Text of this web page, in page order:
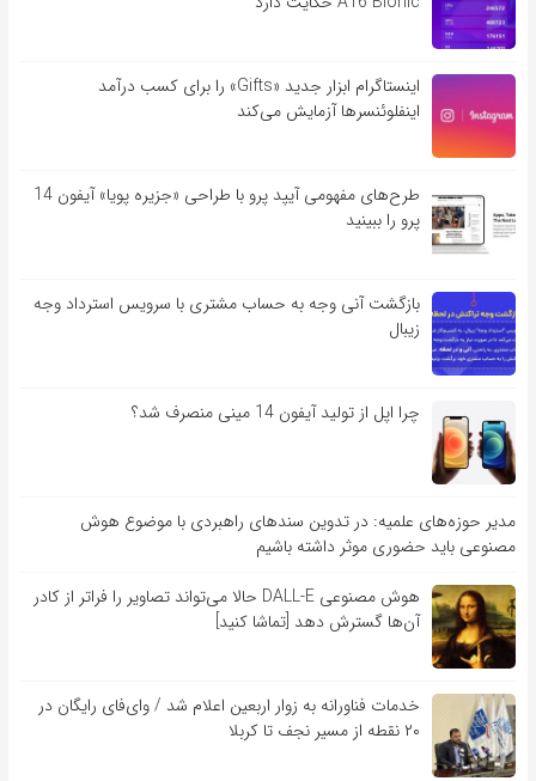
اینستاگرام ابزار جدید «Gifts» را برای کسب درآمد
اینفلوئنسرها آزمایش می‌کند
طرح‌های مفهومی آیپد پرو با طراحی «جزیره پویا» آیفون 14
پرو را ببینید
بازگشت آنی وجه به حساب مشتری با سرویس استرداد وجه
زیبال
چرا اپل از تولید آیفون 14 مینی منصرف شد؟
مدیر حوزه‌های علمیه: در تدوین سندهای راهبردی با موضوع هوش
مصنوعی باید حضوری موثر داشته باشیم
هوش مصنوعی DALL-E حالا می‌تواند تصاویر را فراتر از کادر
آن‌ها گسترش دهد [تماشا کنید]
خدمات فناورانه به زوار اربعین اعلام شد / وای‌فای رایگان در
۲۰ نقطه از مسیر نجف تا کربلا